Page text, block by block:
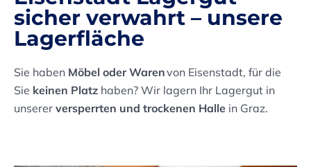
sicher verwahrt – unsere
Lagerfläche
Sie haben Möbel oder Warenvon Eisenstadt, für die
Sie keinen Platz haben? Wir lagern Ihr Lagergut in
unserer versperrten und trockenen Halle in Graz.